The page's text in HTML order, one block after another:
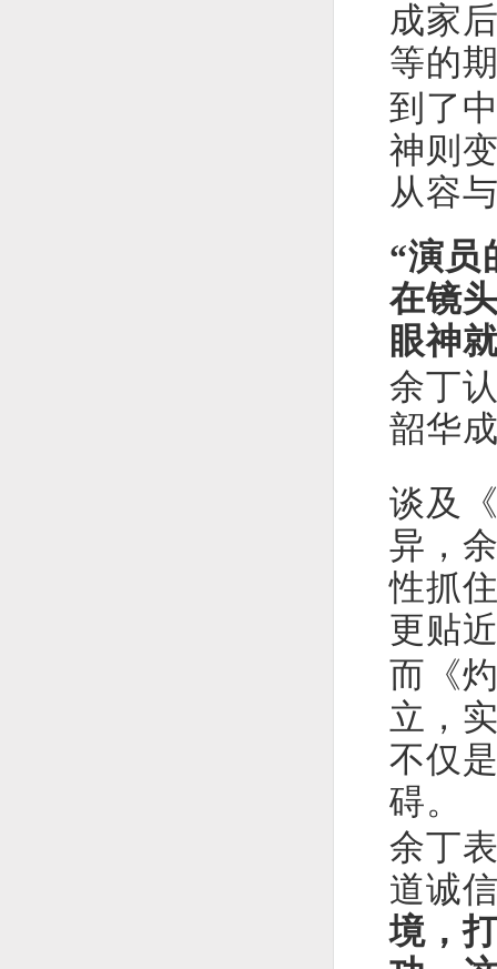
成家
等的
到了
神则
从容
“演员
在镜
眼神
余丁
韶华
谈及
异，
性抓
更贴
而《
立，
不仅
碍。
余丁
道诚
境，